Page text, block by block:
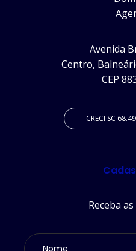
Avenida
Centro,
CEP
CRECI SC
Receba